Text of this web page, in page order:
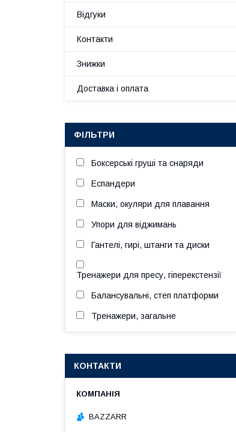
Відгуки
Контакти
Знижки
Доставка і оплата
ФІЛЬТРИ
Боксерські груші та снаряди
Еспандери
Маски, окуляри для плавання
Упори для віджимань
Гантелі, гирі, штанги та диски
Тренажери для пресу, гіперекстензії
Балансувальні, степ платформи
Тренажери, загальне
КОНТАКТИ
BAZZARR